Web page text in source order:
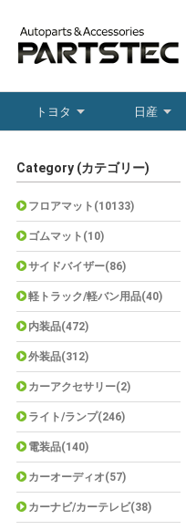
トヨタ 日産
Category (カテゴリー)
フロアマット(10133)
ゴムマット(10)
サイドバイザー(86)
軽トラック/軽バン用品(40)
内装品(472)
外装品(312)
カーアクセサリー(2)
ライト/ランプ(246)
電装品(140)
カーオーディオ(57)
カーナビ/カーテレビ(38)